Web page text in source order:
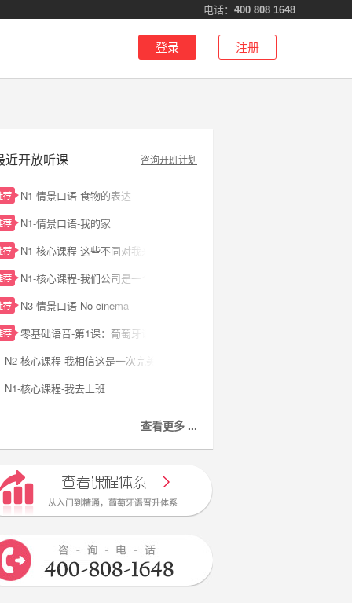
电话： 400 808 1648
登录 注册
近开放听课 咨询开班计划
N1-情景口语-食物的表达
N1-情景口语-我的家
N1-核心课程-这些不同对我来说很有趣。
N1-核心课程-我们公司是一个很有活力的公司
N3-情景口语-No cinema
零基础语音-第1课：葡萄牙语简介及26个字母
N2-核心课程-我相信这是一次完美的旅程
N1-核心课程-我去上班
查看更多 ...